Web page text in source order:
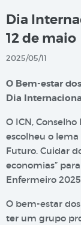
Dia
12 de maio
2025/05/11
O Bem-estar
Dia
O ICN,
escolheu o lema
Futuro. Cuidar
economias”
Enfermeiro
O bem-estar
ter um grupo